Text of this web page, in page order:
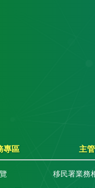
專區 主
移民署業務